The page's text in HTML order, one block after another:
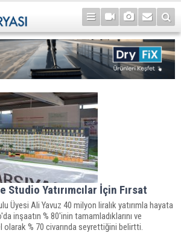
Studio Yatırımcılar İçin Fırsat
Üyesi Ali Yavuz 40 milyon liralık yatırımla hayata
inşaatın % 80'inin tamamladıklarını ve
olarak % 70 civarında seyrettiğini belirtti.